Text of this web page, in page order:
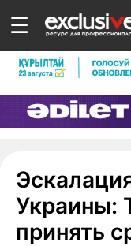
☰
Украины:
принять